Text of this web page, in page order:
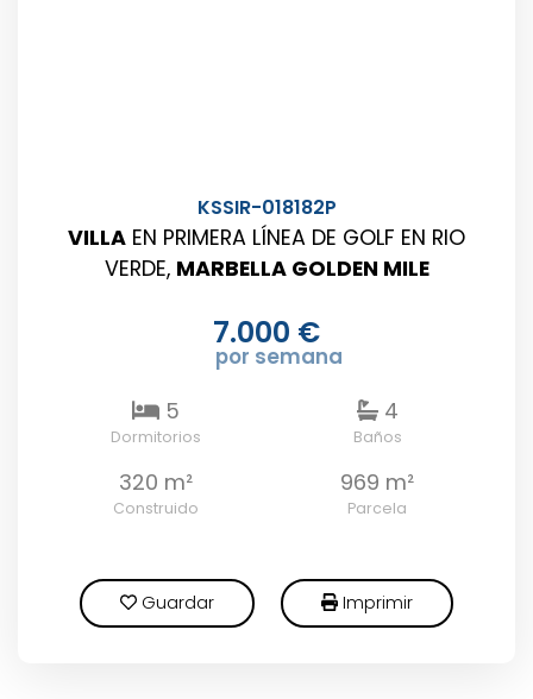
KSSIR-018182P
VILLA EN PRIMERA LÍNEA DE GOLF EN RIO
VERDE, MARBELLA GOLDEN MILE
7.000 €
por semana
5
Dormitorios
4
Baños
320 m²
Construido
969 m²
Parcela
Guardar Imprimir